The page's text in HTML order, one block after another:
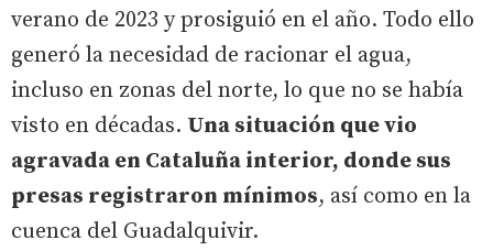
verano de 2023 y prosiguió en el año. Todo ello
generó la necesidad de racionar el agua,
incluso en zonas del norte, lo que no se había
visto en décadas. Una situación que vio
agravada en Cataluña interior, donde sus
presas registraron mínimos, así como en la
cuenca del Guadalquivir.